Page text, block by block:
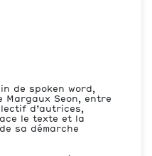
de spoken word,
Margaux Seon, entre
d’autrices,
le texte et la
sa démarche